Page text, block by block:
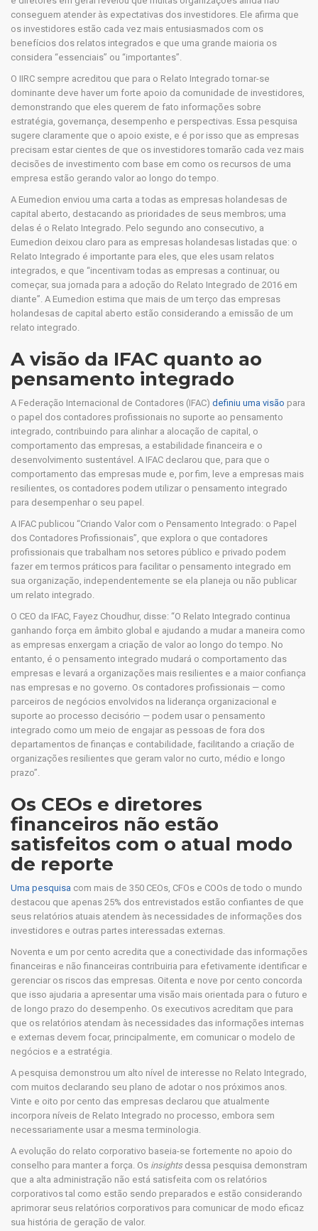
conseguem atender às expectativas dos investidores. Ele afirma que
os investidores estão cada vez mais entusiasmados com os
benefícios dos relatos integrados e que uma grande maioria os
considera “essenciais” ou “importantes”.
O IIRC sempre acreditou que para o Relato Integrado tornar-se
dominante deve haver um forte apoio da comunidade de investidores,
demonstrando que eles querem de fato informações sobre
estratégia, governança, desempenho e perspectivas. Essa pesquisa
sugere claramente que o apoio existe, e é por isso que as empresas
precisam estar cientes de que os investidores tomarão cada vez mais
decisões de investimento com base em como os recursos de uma
empresa estão gerando valor ao longo do tempo.
A Eumedion enviou uma carta a todas as empresas holandesas de
capital aberto, destacando as prioridades de seus membros; uma
delas é o Relato Integrado. Pelo segundo ano consecutivo, a
Eumedion deixou claro para as empresas holandesas listadas que: o
Relato Integrado é importante para eles, que eles usam relatos
integrados, e que “incentivam todas as empresas a continuar, ou
começar, sua jornada para a adoção do Relato Integrado de 2016 em
diante”. A Eumedion estima que mais de um terço das empresas
holandesas de capital aberto estão considerando a emissão de um
relato integrado.
A visão da IFAC quanto ao
pensamento integrado
A Federação Internacional de Contadores (IFAC) definiu uma visão para
o papel dos contadores profissionais no suporte ao pensamento
integrado, contribuindo para alinhar a alocação de capital, o
comportamento das empresas, a estabilidade financeira e o
desenvolvimento sustentável. A IFAC declarou que, para que o
comportamento das empresas mude e, por fim, leve a empresas mais
resilientes, os contadores podem utilizar o pensamento integrado
para desempenhar o seu papel.
A IFAC publicou “Criando Valor com o Pensamento Integrado: o Papel
dos Contadores Profissionais”, que explora o que contadores
profissionais que trabalham nos setores público e privado podem
fazer em termos práticos para facilitar o pensamento integrado em
sua organização, independentemente se ela planeja ou não publicar
um relato integrado.
O CEO da IFAC, Fayez Choudhur, disse: “O Relato Integrado continua
ganhando força em âmbito global e ajudando a mudar a maneira como
as empresas enxergam a criação de valor ao longo do tempo. No
entanto, é o pensamento integrado mudará o comportamento das
empresas e levará a organizações mais resilientes e a maior confiança
nas empresas e no governo. Os contadores profissionais — como
parceiros de negócios envolvidos na liderança organizacional e
suporte ao processo decisório — podem usar o pensamento
integrado como um meio de engajar as pessoas de fora dos
departamentos de finanças e contabilidade, facilitando a criação de
organizações resilientes que geram valor no curto, médio e longo
prazo”.
Os CEOs e diretores
financeiros não estão
satisfeitos com o atual modo
de reporte
Uma pesquisa com mais de 350 CEOs, CFOs e COOs de todo o mundo
destacou que apenas 25% dos entrevistados estão confiantes de que
seus relatórios atuais atendem às necessidades de informações dos
investidores e outras partes interessadas externas.
Noventa e um por cento acredita que a conectividade das informações
financeiras e não financeiras contribuiria para efetivamente identificar e
gerenciar os riscos das empresas. Oitenta e nove por cento concorda
que isso ajudaria a apresentar uma visão mais orientada para o futuro e
de longo prazo do desempenho. Os executivos acreditam que para
que os relatórios atendam às necessidades das informações internas
e externas devem focar, principalmente, em comunicar o modelo de
negócios e a estratégia.
A pesquisa demonstrou um alto nível de interesse no Relato Integrado,
com muitos declarando seu plano de adotar o nos próximos anos.
Vinte e oito por cento das empresas declarou que atualmente
incorpora níveis de Relato Integrado no processo, embora sem
necessariamente usar a mesma terminologia.
A evolução do relato corporativo baseia-se fortemente no apoio do
conselho para manter a força. Os insights dessa pesquisa demonstram
que a alta administração não está satisfeita com os relatórios
corporativos tal como estão sendo preparados e estão considerando
aprimorar seus relatórios corporativos para comunicar de modo eficaz
sua história de geração de valor.